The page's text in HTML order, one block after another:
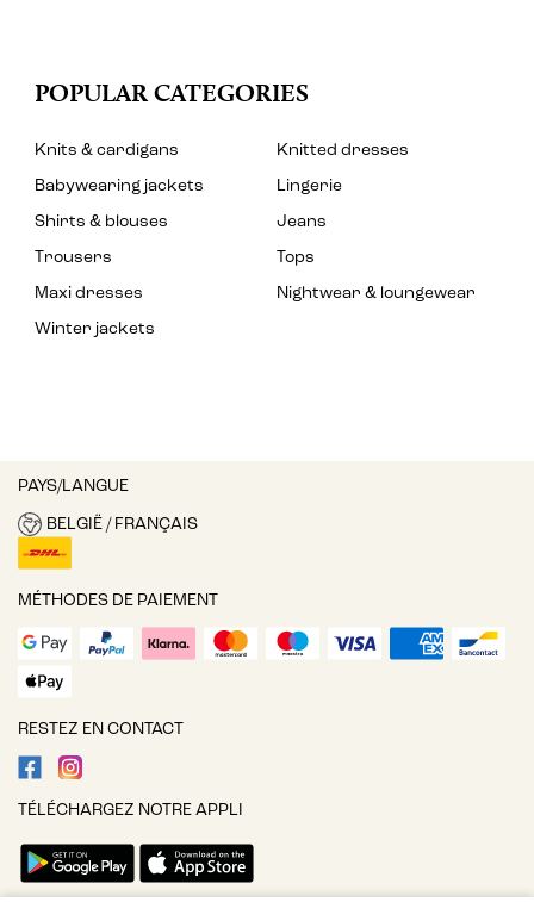
POPULAR CATEGORIES
Knits & cardigans
Knitted dresses
Babywearing jackets
Lingerie
Shirts & blouses
Jeans
Trousers
Tops
Maxi dresses
Nightwear & loungewear
Winter jackets
PAYS/LANGUE
BELGIË / FRANÇAIS
MÉTHODES DE PAIEMENT
RESTEZ EN CONTACT
TÉLÉCHARGEZ NOTRE APPLI